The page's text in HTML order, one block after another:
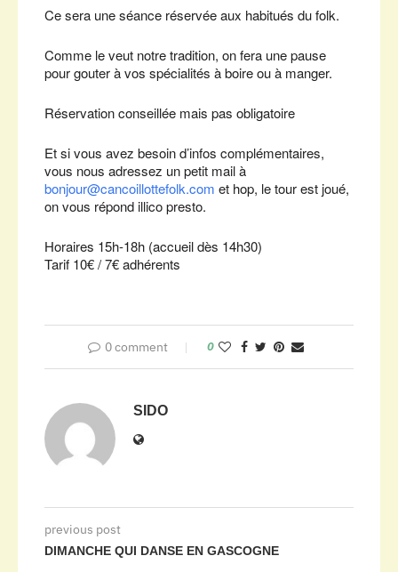
Ce sera une séance réservée aux habitués du folk.
Comme le veut notre tradition, on fera une pause
pour gouter à vos spécialités à boire ou à manger.
Réservation conseillée mais pas obligatoire
Et si vous avez besoin d’infos complémentaires,
vous nous adressez un petit mail à
bonjour@cancoillottefolk.com et hop, le tour est joué,
on vous répond illico presto.
Horaires 15h-18h (accueil dès 14h30)
Tarif 10€ / 7€ adhérents
0 comment 0
SIDO
previous post
DIMANCHE QUI DANSE EN GASCOGNE